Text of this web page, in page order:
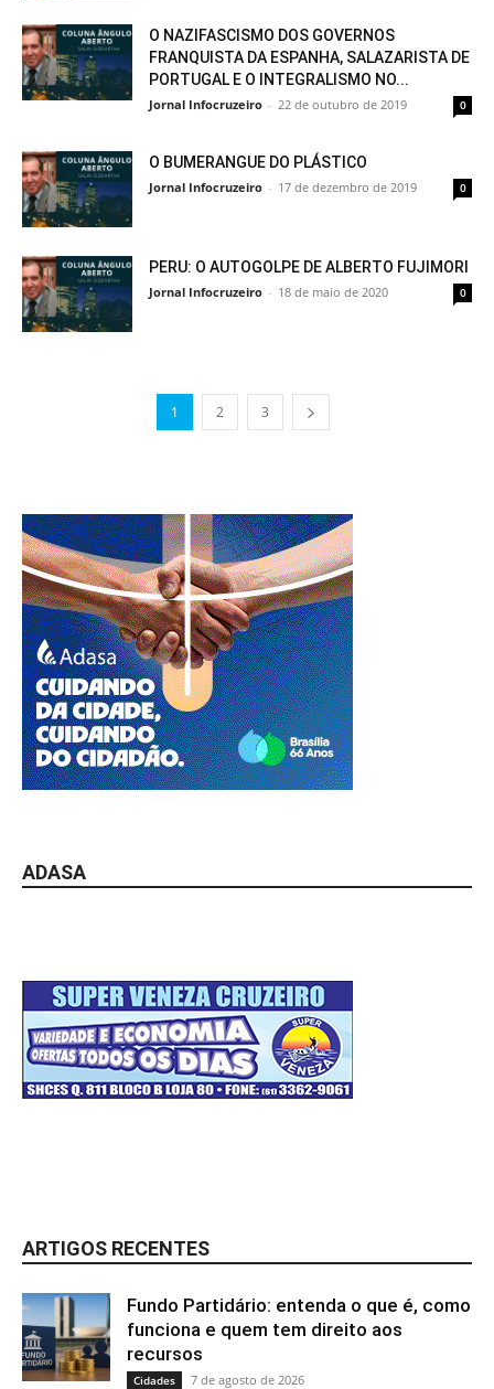
O NAZIFASCISMO DOS GOVERNOS
FRANQUISTA DA ESPANHA, SALAZARISTA DE
PORTUGAL E O INTEGRALISMO NO...
Jornal Infocruzeiro - 22 de outubro de 2019 0
O BUMERANGUE DO PLÁSTICO
Jornal Infocruzeiro - 17 de dezembro de 2019 0
PERU: O AUTOGOLPE DE ALBERTO FUJIMORI
Jornal Infocruzeiro - 18 de maio de 2020 0
1 2 3
ADASA
ARTIGOS RECENTES
Fundo Partidário: entenda o que é, como
funciona e quem tem direito aos
recursos
Cidades 7 de agosto de 2026